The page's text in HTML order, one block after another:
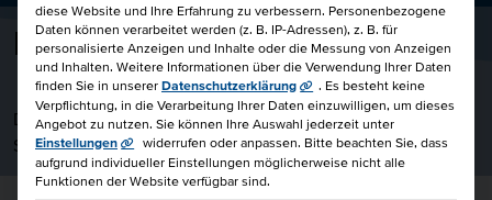
Frederik Kupitz
Dozent bei der HKBiS Handelskammer Hamburg Bildungs-
Service gemeinnützige GmbH
diese Website und Ihre Erfahrung zu verbessern. Personenbezogene
Daten können verarbeitet werden (z. B. IP-Adressen), z. B. für
personalisierte Anzeigen und Inhalte oder die Messung von Anzeigen
und Inhalten. Weitere Informationen über die Verwendung Ihrer Daten
finden Sie in unserer Datenschutzerklärung . Es besteht keine
Verpflichtung, in die Verarbeitung Ihrer Daten einzuwilligen, um dieses
Angebot zu nutzen. Sie können Ihre Auswahl jederzeit unter
Einstellungen
widerrufen oder anpassen. Bitte beachten Sie, dass
aufgrund individueller Einstellungen möglicherweise nicht alle
Funktionen der Website verfügbar sind.